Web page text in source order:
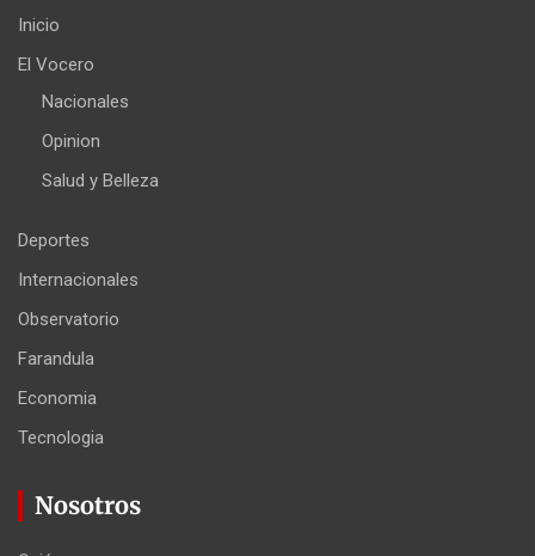
Inicio
El Vocero
Nacionales
Opinion
Salud y Belleza
Deportes
Internacionales
Observatorio
Farandula
Economia
Tecnologia
Nosotros